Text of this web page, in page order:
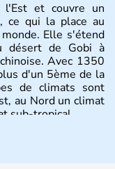
et couvre un
qui la place au
Elle s'étend
désert de Gobi à
Avec 1350
d'un 5ème de la
de climats sont
au Nord un climat
sub-tropical.